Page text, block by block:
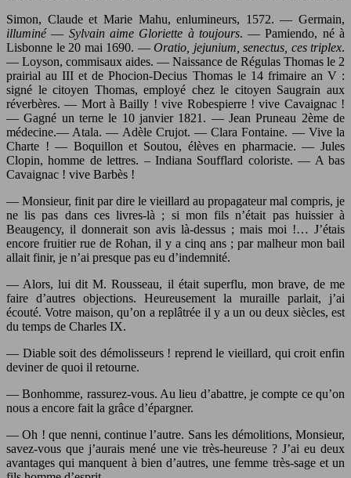
Simon, Claude et Marie Mahu, enlumineurs, 1572. — Germain,
illuminé— Sylvain aime Gloriette à toujours. — Pamiendo, né à
Lisbonne le 20 mai 1690. — Oratio, jejunium, senectus, ces triplex.
— Loyson, commisaux aides. — Naissance de Régulas Thomas le 2
prairial au III et de Phocion-Decius Thomas le 14 frimaire an V :
signé le citoyen Thomas, employé chez le citoyen Saugrain aux
réverbères. — Mort à Bailly ! vive Robespierre ! vive Cavaignac !
— Gagné un terne le 10 janvier 1821. — Jean Pruneau 2ème de
médecine.— Atala. — Adèle Crujot. — Clara Fontaine. — Vive la
Charte ! — Boquillon et Soutou, élèves en pharmacie. — Jules
Clopin, homme de lettres. – Indiana Soufflard coloriste. — A bas
Cavaignac ! vive Barbès !
— Monsieur, finit par dire le vieillard au propagateur mal compris, je
ne lis pas dans ces livres-là ; si mon fils n’était pas huissier à
Beaugency, il donnerait son avis là-dessus ; mais moi !… J’étais
encore fruitier rue de Rohan, il y a cinq ans ; par malheur mon bail
allait finir, je n’ai presque pas eu d’indemnité.
— Alors, lui dit M. Rousseau, il était superflu, mon brave, de me
faire d’autres objections. Heureusement la muraille parlait, j’ai
écouté. Votre maison, qu’on a replâtrée il y a un ou deux siècles, est
du temps de Charles IX.
— Diable soit des démolisseurs ! reprend le vieillard, qui croit enfin
deviner de quoi il retourne.
— Bonhomme, rassurez-vous. Au lieu d’abattre, je compte ce qu’on
nous a encore fait la grâce d’épargner.
— Oh ! que nenni, continue l’autre. Sans les démolitions, Monsieur,
savez-vous que j’aurais mené une vie très-heureuse ? J’ai eu deux
avantages qui manquent à bien d’autres, une femme très-sage et un